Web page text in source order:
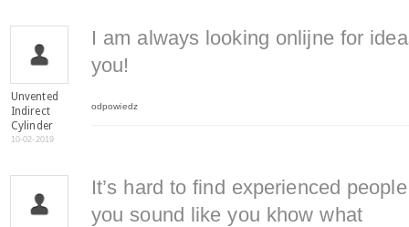
Unvented
Indirect
Cylinder
10-02-2019
I am always looking onlijne for
you!
odpowiedz
It’s hard to find experienced
you sound like you khow what